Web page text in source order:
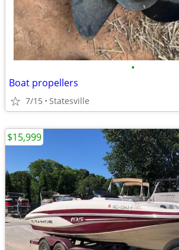
•
Boat propellers
7/15 Statesville
$15,999